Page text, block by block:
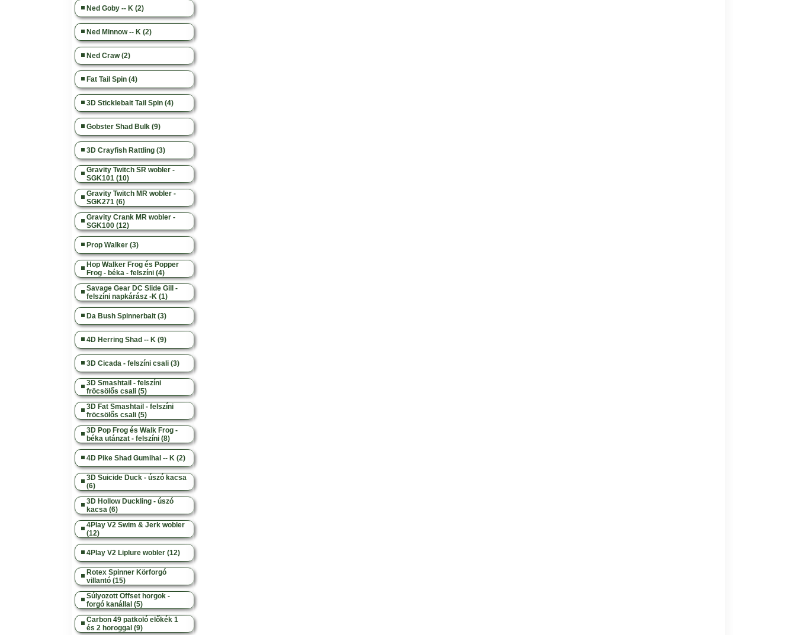
Ned Goby -- K (2)
Ned Minnow -- K (2)
Ned Craw (2)
Fat Tail Spin (4)
3D Sticklebait Tail Spin (4)
Gobster Shad Bulk (9)
3D Crayfish Rattling (3)
Gravity Twitch SR wobler -
SGK101 (10)
Gravity Twitch MR wobler -
SGK271 (6)
Gravity Crank MR wobler -
SGK100 (12)
Prop Walker (3)
Hop Walker Frog és Popper
Frog - béka - felszíni (4)
Savage Gear DC Slide Gill -
felszíni napkárász -K (1)
Da Bush Spinnerbait (3)
4D Herring Shad -- K (9)
3D Cicada - felszíni csali (3)
3D Smashtail - felszíni
fröcsölős csali (5)
3D Fat Smashtail - felszíni
fröcsölős csali (5)
3D Pop Frog és Walk Frog -
béka utánzat - felszíni (8)
4D Pike Shad Gumihal -- K (2)
3D Suicide Duck - úszó kacsa
(6)
3D Hollow Duckling - úszó
kacsa (6)
4Play V2 Swim & Jerk wobler
(12)
4Play V2 Liplure wobler (12)
Rotex Spinner Körforgó
villantó (15)
Súlyozott Offset horgok -
forgó kanállal (5)
Carbon 49 patkoló előkék 1
és 2 horoggal (9)